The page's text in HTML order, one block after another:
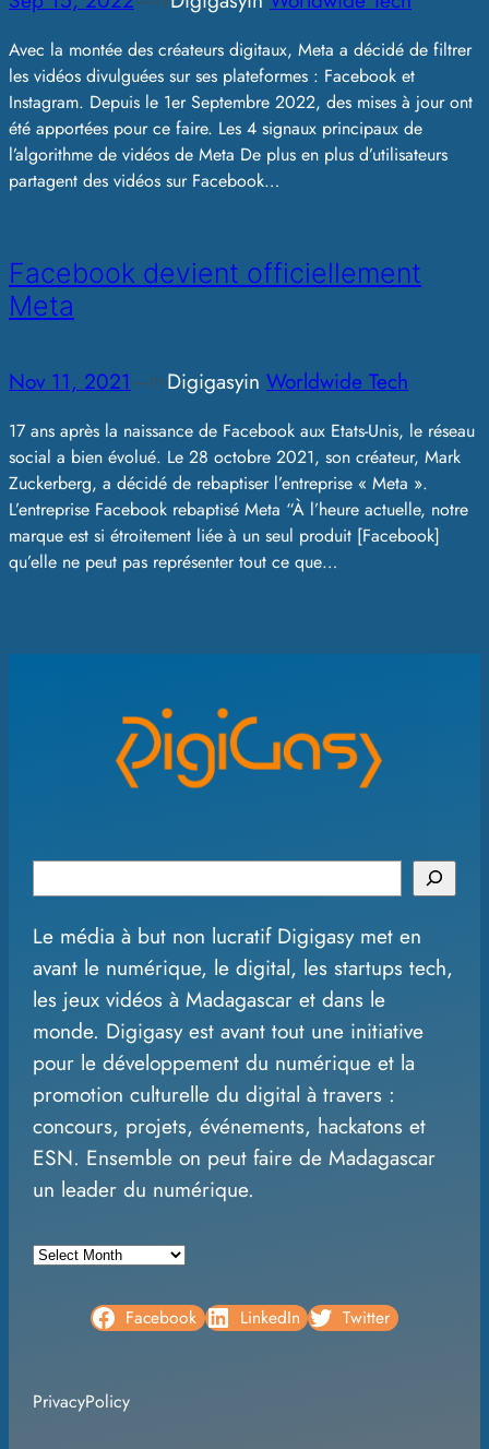
Avec la montée des créateurs digitaux, Meta a décidé de filtrer
les vidéos divulguées sur ses plateformes : Facebook et
Instagram. Depuis le 1er Septembre 2022, des mises à jour ont
été apportées pour ce faire. Les 4 signaux principaux de
l’algorithme de vidéos de Meta De plus en plus d’utilisateurs
partagent des vidéos sur Facebook…
Facebook devient officiellement
Meta
Nov 11, 2021— byDigigasyin Worldwide Tech
17 ans après la naissance de Facebook aux Etats-Unis, le réseau
social a bien évolué. Le 28 octobre 2021, son créateur, Mark
Zuckerberg, a décidé de rebaptiser l’entreprise « Meta ».
L’entreprise Facebook rebaptisé Meta “À l’heure actuelle, notre
marque est si étroitement liée à un seul produit [Facebook]
qu’elle ne peut pas représenter tout ce que…
e
a
r
c
h
Le média à but non lucratif Digigasy met en
avant le numérique, le digital, les startups tech,
les jeux vidéos à Madagascar et dans le
monde. Digigasy est avant tout une initiative
pour le développement du numérique et la
promotion culturelle du digital à travers :
concours, projets, événements, hackatons et
ESN. Ensemble on peut faire de Madagascar
un leader du numérique.
A
v
Facebook LinkedIn Twitter
PrivacyPolicy